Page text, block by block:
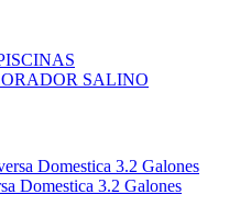
SALINO
Domestica 3.2 Galones